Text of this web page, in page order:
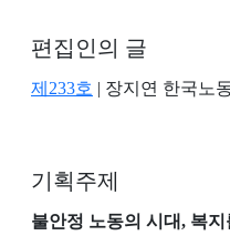
편집인의 글
제233호 | 장지연 한국노
기획주제
불안정 노동의 시대, 복